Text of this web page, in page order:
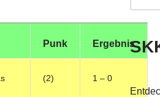
Punk Ergebnis
(2) 1 – 0